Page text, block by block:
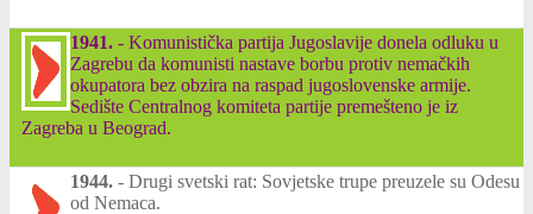
1941. - Komunistička partija Jugoslavije donela odluku u
Zagrebu da komunisti nastave borbu protiv nemačkih
okupatora bez obzira na raspad jugoslovenske armije.
Sedište Centralnog komiteta partije premešteno je iz
Zagreba u Beograd.
1944. - Drugi svetski rat: Sovjetske trupe preuzele su Odesu
od Nemaca.